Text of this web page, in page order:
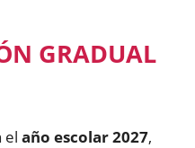
GRADUAL
el año escolar 2027,